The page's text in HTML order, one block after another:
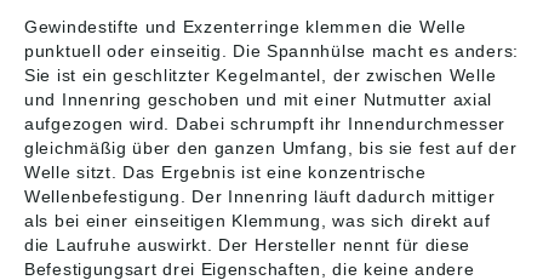
contact@ntn-snr.com
contact@ntn-snr.com
hohlkugeligen
Aufnahmebohrung,
Spannhülse und RSR-
Dichtung für
Linearbewegungen.
Diese hohlkugeligen
Ausführungen
ermöglichen einen
Ausgleich von
Fluchtungsfehlern,
sind einbaufertig und
mit Schmierfett gefüllt
hohlkugeligen
Aufnahmebohrung,
Spannhülse und RSR-
Dichtung für
Linearbewegungen.
Diese hohlkugeligen
Ausführungen
ermöglichen einen
Ausgleich von
Fluchtungsfehlern,
sind einbaufertig und
mit Schmierfett gefüllt
Gewindestifte und Exzenterringe klemmen die Welle
punktuell oder einseitig. Die Spannhülse macht es anders:
Sie ist ein geschlitzter Kegelmantel, der zwischen Welle
und Innenring geschoben und mit einer Nutmutter axial
aufgezogen wird. Dabei schrumpft ihr Innendurchmesser
gleichmäßig über den ganzen Umfang, bis sie fest auf der
Welle sitzt. Das Ergebnis ist eine konzentrische
Wellenbefestigung. Der Innenring läuft dadurch mittiger
als bei einer einseitigen Klemmung, was sich direkt auf
die Laufruhe auswirkt. Der Hersteller nennt für diese
Befestigungsart drei Eigenschaften, die keine andere